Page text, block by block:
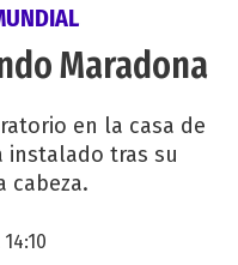
Maradona
en la casa de
instalado tras su
cabeza.